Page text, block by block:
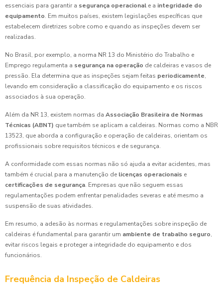
essenciais para garantir a segurança operacional e a integridade do
equipamento. Em muitos países, existem legislações específicas que
estabelecem diretrizes sobre como e quando as inspeções devem ser
realizadas.
No Brasil, por exemplo, a norma NR 13 do Ministério do Trabalho e
Emprego regulamenta a segurança na operação de caldeiras e vasos de
pressão. Ela determina que as inspeções sejam feitas periodicamente,
levando em consideração a classificação do equipamento e os riscos
associados à sua operação.
Além da NR 13, existem normas da Associação Brasileira de Normas
Técnicas (ABNT) que também se aplicam a caldeiras. Normas como a NBR
13523, que aborda a configuração e operação de caldeiras, orientam os
profissionais sobre requisitos técnicos e de segurança.
A conformidade com essas normas não só ajuda a evitar acidentes, mas
também é crucial para a manutenção de licenças operacionais e
certificações de segurança. Empresas que não seguem essas
regulamentações podem enfrentar penalidades severas e até mesmo a
suspensão de suas atividades.
Em resumo, a adesão às normas e regulamentações sobre inspeção de
caldeiras é fundamental para garantir um ambiente de trabalho seguro,
evitar riscos legais e proteger a integridade do equipamento e dos
funcionários.
Frequência da Inspeção de Caldeiras